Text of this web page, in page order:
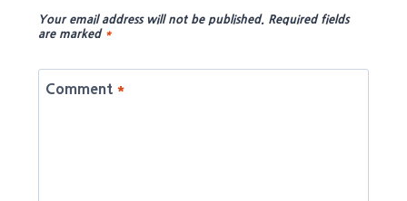
Your email address will not be published. Required fields
are marked *
Comment *